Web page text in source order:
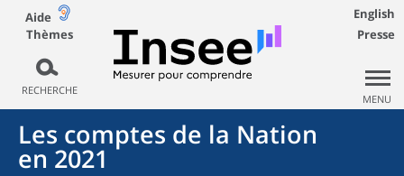
Aide
Thèmes
RECHERCHE
English
Presse
MENU
Les comptes de la Nation
en 2021